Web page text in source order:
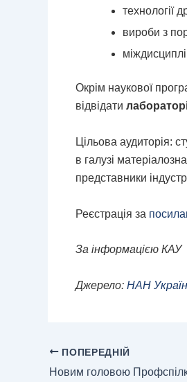
технології
вироби з
Окрім наукової
відвідати
Цільова аудиторія:
в галузі
представники
Реєстрація за
За інформацією КАУ
Джерело: НАН
ПОПЕРЕДНІЙ